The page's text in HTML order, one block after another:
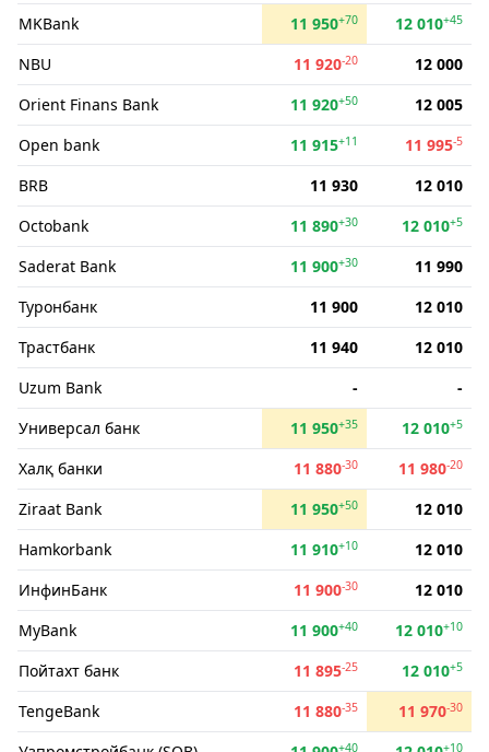
MKBank
11 950+70 12 010+45
NBU 11 920-20
12 000
Orient Finans Bank
11 920+50
12 005
Open bank
11 915+11 11 995-5
BRB 11 930
12 010
Octobank
11 890+30 12 010+5
Saderat Bank 11 900+30
11 990
Туронбанк
11 900
12 010
Трастбанк
11 940
12 010
Uzum Bank
-
-
Универсал банк
11 950+35 12 010+5
Халқ банки 11 880-30 11 980-20
Ziraat Bank 11 950+50
12 010
Hamkorbank
11 910+10
12 010
ИнфинБанк
11 900-30
12 010
MyBank
11 900+40 12 010+10
Пойтахт банк 11 895-25 12 010+5
TengeBank 11 880-35 11 970-30
+40 +10